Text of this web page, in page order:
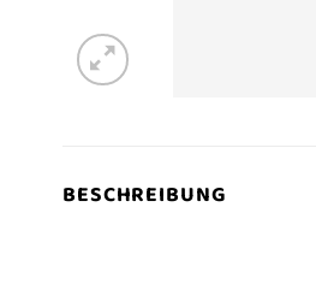
BESCHREIBUNG